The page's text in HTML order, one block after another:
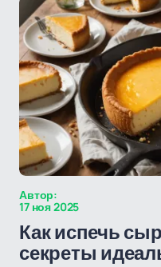
Автор:
17 ноя 2025
Как испечь
секреты